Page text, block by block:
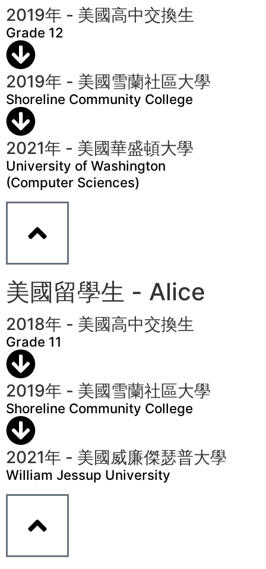
2019年 - 美國高中交換生
Grade 12
2019年 - 美國雪蘭社區大學
Shoreline Community College
2021年 - 美國華盛頓大學
University of Washington
(Computer Sciences)
美國留學生 - Alice
2018年 - 美國高中交換生
Grade 11
2019年 - 美國雪蘭社區大學
Shoreline Community College
2021年 - 美國威廉傑瑟普大學
William Jessup University